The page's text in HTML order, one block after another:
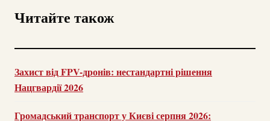
Читайте також
Захист від FPV-дронів: нестандартні рішення
Нацгвардії 2026
Громадський транспорт у Києві серпня 2026: